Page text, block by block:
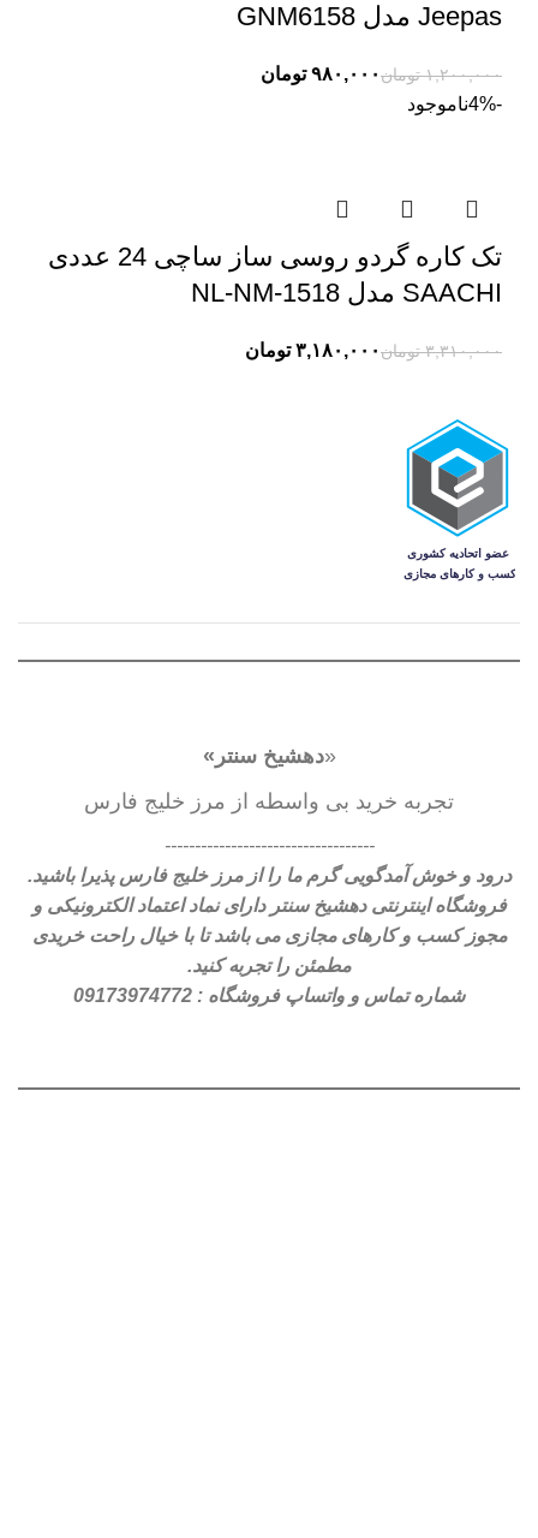
تومان
تومان
Jeepas مدل GNM6158
۱,۲۰۰,۰۰۰ تومان۹۸۰,۰۰۰ تومان
-4%
ناموجود
تک کاره گردو روسی ساز ساچی 24 عددی
SAACHI مدل NL-NM-1518
۳,۳۱۰,۰۰۰ تومان۳,۱۸۰,۰۰۰ تومان
«دهشیخ سنتر»
تجربه خرید بی واسطه از مرز خلیج فارس
-----------------------------------
درود و خوش آمدگویی گرم ما را از مرز خلیج فارس پذیرا باشید.
فروشگاه اینترنتی دهشیخ سنتر دارای نماد اعتماد الکترونیکی و
مجوز کسب و کارهای مجازی می باشد تا با خیال راحت خریدی
مطمئن را تجربه کنید.
شماره تماس و واتساپ فروشگاه : 09173974772